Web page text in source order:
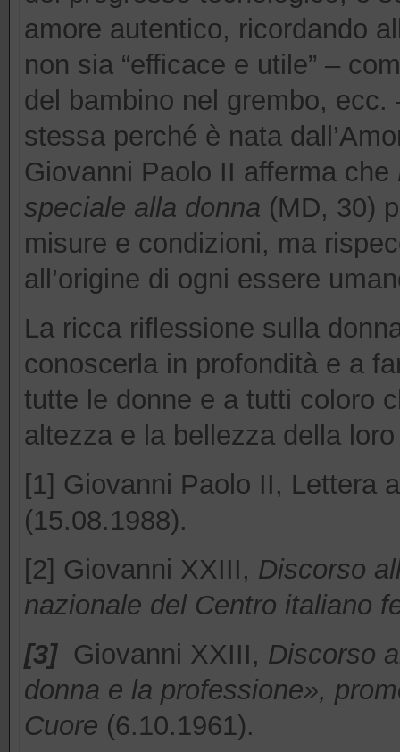
amore autentico, ricordando
non sia “efficace e utile” –
del bambino nel grembo,
stessa perché è nata
Giovanni Paolo II afferma che
speciale alla donna (MD, 30)
misure e condizioni, ma
all’origine di ogni essere
La ricca riflessione sulla
conoscerla in profondità e a
tutte le donne e a tutti coloro
altezza e la bellezza della
[1] Giovanni Paolo II, Lettera
(15.08.1988).
[2] Giovanni XXIII, Discorso
nazionale del Centro italiano
[3] Giovanni XXIII, Discorso
donna e la professione»,
Cuore (6.10.1961).